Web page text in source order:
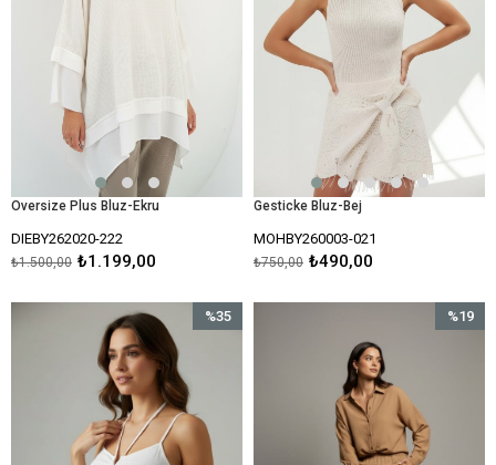
Oversize Plus Bluz-Ekru
DIEBY262020-222
₺1.199,00
₺1.500,00
Gesticke Bluz-Bej
MOHBY260003-021
₺490,00
₺750,00
%35
%19